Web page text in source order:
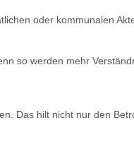
oder kommunalen
so werden mehr
Das hilt nicht nur den